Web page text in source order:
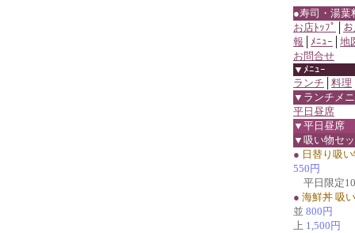
●寿司・湯
お店ﾄｯﾌﾟ
報
ﾒﾆｭｰ
地
お問合せ
▼ﾒﾆｭｰ
ランチ
料理
▼ランチメ
平日昼席
▼平日昼席
▼吸い物セ
● 日替り吸
550円
平日限定
● 海鮮丼 吸
並 800円
上 1,500円